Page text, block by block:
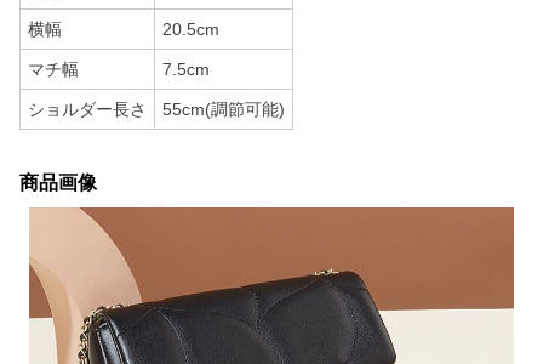
横幅 20.5cm
マチ幅 7.5cm
ショルダー長さ 55cm(調節可能)
商品画像